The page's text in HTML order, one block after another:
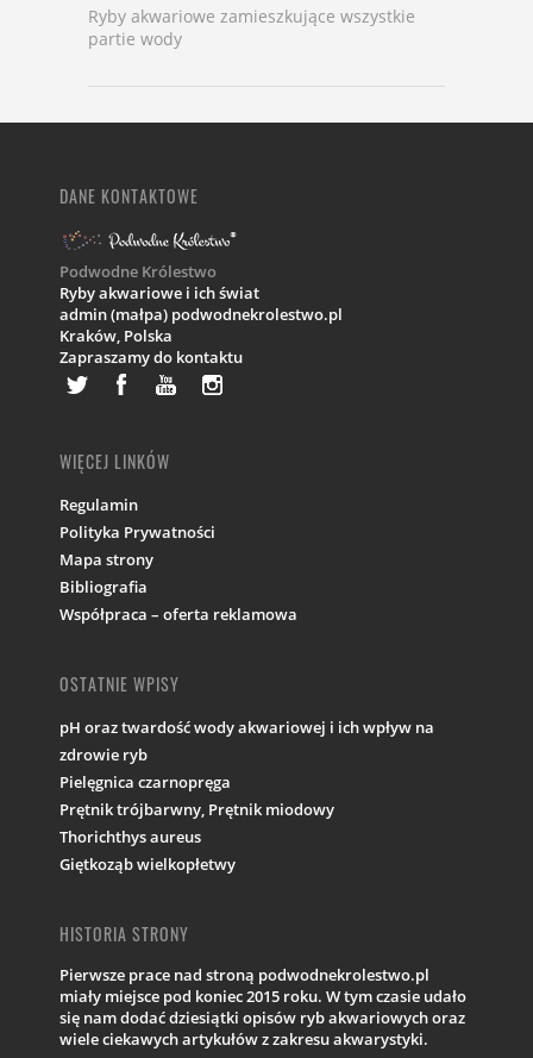
Ryby akwariowe zamieszkujące wszystkie
partie wody
DANE KONTAKTOWE
Podwodne Królestwo
Ryby akwariowe i ich świat
admin (małpa) podwodnekrolestwo.pl
Kraków, Polska
Zapraszamy do kontaktu
WIĘCEJ LINKÓW
Regulamin
Polityka Prywatności
Mapa strony
Bibliografia
Współpraca – oferta reklamowa
OSTATNIE WPISY
pH oraz twardość wody akwariowej i ich wpływ na
zdrowie ryb
Pielęgnica czarnopręga
Prętnik trójbarwny, Prętnik miodowy
Thorichthys aureus
Giętkoząb wielkopłetwy
HISTORIA STRONY
Pierwsze prace nad stroną podwodnekrolestwo.pl
miały miejsce pod koniec 2015 roku. W tym czasie udało
się nam dodać dziesiątki opisów ryb akwariowych oraz
wiele ciekawych artykułów z zakresu akwarystyki.